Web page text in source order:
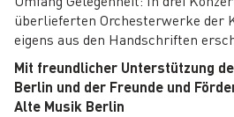
überlieferten Orchesterwerke der
eigens aus den Handschriften
Mit freundlicher Unterstützung
Berlin und der Freunde und
Alte Musik Berlin